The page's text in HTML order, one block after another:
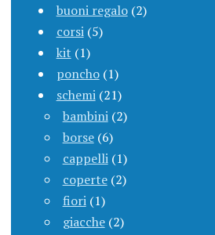
buoni regalo (2)
corsi (5)
kit (1)
poncho (1)
schemi (21)
bambini (2)
borse (6)
cappelli (1)
coperte (2)
fiori (1)
giacche (2)